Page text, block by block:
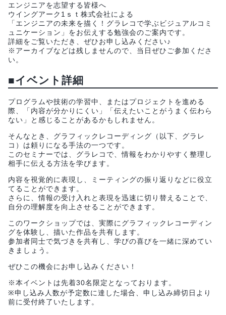
エンジニアを志望する皆様へ
ウイングアーク1ｓｔ株式会社による
「エンジニアの未来を描く！グラレコで学ぶビジュアルコミ
ュニケーション」をお伝えする勉強会のご案内です。
詳細をご覧いただき、ぜひお申し込みください♪
※アーカイブなどは残しませんので、当日ぜひご参加くださ
い。
■イベント詳細
プログラムや技術の学習中、またはプロジェクトを進める
際、「内容が分かりにくい」「伝えたいことがうまく伝わら
ない」と感じることがあるかもしれません。
そんなとき、グラフィックレコーディング（以下、グラレ
コ）は頼りになる手法の一つです。
このセミナーでは、グラレコで、情報をわかりやすく整理し
相手に伝える方法を学びます。
内容を視覚的に表現し、ミーティングの振り返りなどに役立
てることができます。
さらに、情報の受け入れと表現を迅速に切り替えることで、
自分の理解度を向上させることができます。
このワークショップでは、実際にグラフィックレコーディン
グを体験し、描いた作品を共有します。
参加者同士で気づきを共有し、学びの喜びを一緒に深めてい
きましょう。
ぜひこの機会にお申し込みください！
※本イベントは先着30名限定となっております。
※申し込み人数が予定数に達した場合、申し込み締切日より
前に受付終了いたします。